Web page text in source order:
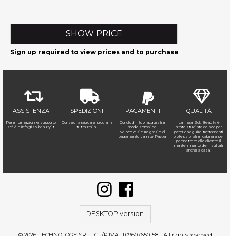
SHOW PRICE
Sign up required to view prices and to purchase
ASSISTENZA
Per informazioni e supporto
scrivi ainfo@isolbeauty.it
SPEDIZIONI
Consegna rapida e sicura in
tutta Italia.
PAGAMENTI
Concludi i tuoi acquisti in
modo semplice,
veloce e sicuro grazie al
pagamento tramite Paypal
QUALITÀ
La linea iSol. Beauty è
stata studiata ad hoc per
poter eseguire trattamenti
professionali in cabina e per
permettere alla cliente il
mantenimento dei risultati
anche a casa.
DESKTOP version